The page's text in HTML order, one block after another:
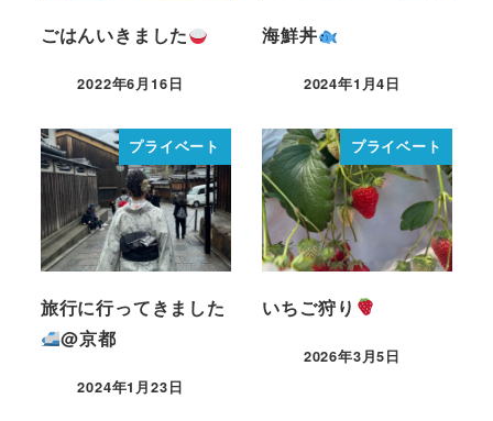
ごはんいきました
2022年6月16日
海鮮丼
2024年1月4日
プライベート
旅行に行ってきました
@京都
2024年1月23日
プライベート
いちご狩り
2026年3月5日